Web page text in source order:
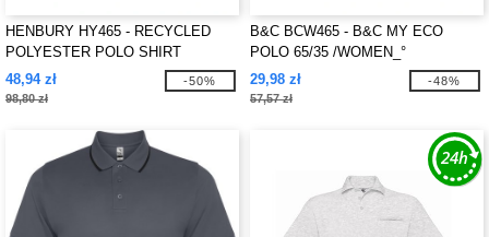
HENBURY HY465 - RECYCLED
POLYESTER POLO SHIRT
48,94 zł
98,80 zł
-50%
B&C BCW465 - B&C MY ECO
POLO 65/35 /WOMEN_°
29,98 zł
57,57 zł
-48%